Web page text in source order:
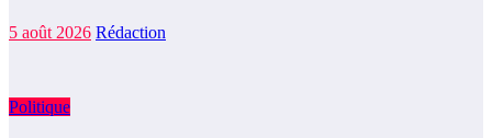
5 août 2026 Rédaction
Politique